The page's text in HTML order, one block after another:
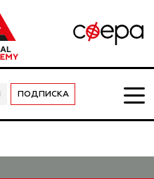
ПОДПИСКА